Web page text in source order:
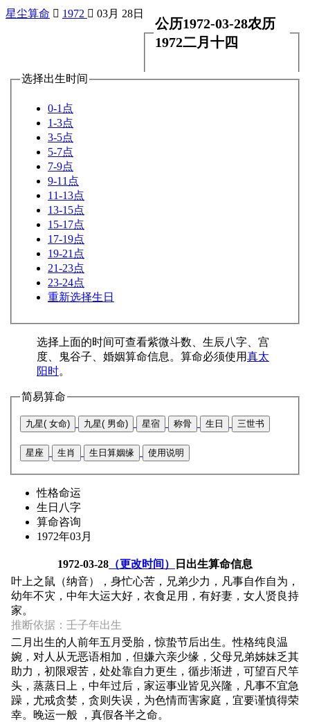
星尘算命  1972  03月 28日
公历1972-03-28农历
1972二月十四
选择出生时间
0-1点
1-3点
3-5点
5-7点
7-9点
9-11点
11-13点
13-15点
15-17点
17-19点
19-21点
21-23点
23-24点
重新选择生日
选择上面的时间可查看紫微斗数、生辰八字、宫
度、鬼谷子、婚姻算命信息。算命必须使用真太
阳时。
简易算命
九星( 女命) 九星( 男命) 星宿 称骨 生日 三世书
星座 生肖 生日算姻缘 使用说明
性格命运
生日八字
算命咨询
1972年03月
1972-03-28 （更改时间）
日出生算命信息
叶上之鼠（纳音），身忙心苦，兄弟少力，凡事自作自为，
幼年不灾，中年大运大好，衣食足用，有好妻，女人贤良持
家。
推断依据：壬子年出生
二月出生的人前年五月受胎，惊蛰节后出生。性格纯良温
婉，对人从无恶语相加，但嫌六亲少缘，父母兄弟姊妹乏其
助力，初限艰苦，处处靠自力更生，循步渐进，可望百尺竿
头，蒸蒸日上，中年过后，家运事业皆见兴隆，凡事不宜急
躁，尤戒贪婪，贪则失误，为色情而害家庭，宜要谨慎得荣
幸。晚运一般 ，真假各半之命。